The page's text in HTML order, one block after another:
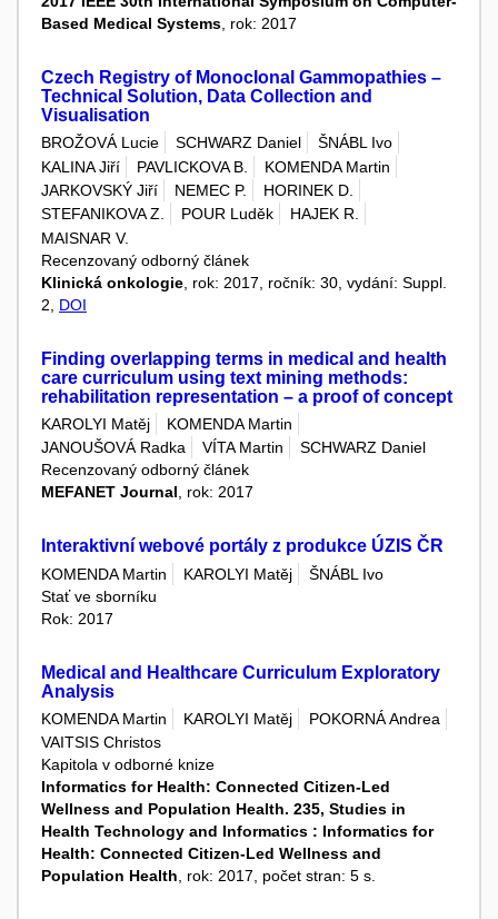
Based Medical Systems , rok: 2017
Czech Registry of Monoclonal Gammopathies –
Technical Solution, Data Collection and
Visualisation
BROŽOVÁ Lucie SCHWARZ Daniel
ŠNÁBL Ivo
KALINA Jiří
PAVLICKOVA B.
KOMENDA Martin
JARKOVSKÝ Jiří
NEMEC P.
HORINEK D.
STEFANIKOVA Z.
POUR Luděk
HAJEK R.
MAISNAR V.
Recenzovaný odborný článek
Klinická onkologie , rok: 2017, ročník: 30, vydání: Suppl.
2, DOI
Finding overlapping terms in medical and health
care curriculum using text mining methods:
rehabilitation representation – a proof of concept
KAROLYI Matěj
KOMENDA Martin
JANOUŠOVÁ Radka
VÍTA Martin
SCHWARZ Daniel
Recenzovaný odborný článek
MEFANET Journal, rok: 2017
Interaktivní webové portály z produkce ÚZIS ČR
KOMENDA Martin KAROLYI Matěj
ŠNÁBL Ivo
Stať ve sborníku
Rok: 2017
Medical and Healthcare Curriculum Exploratory
Analysis
KOMENDA Martin KAROLYI Matěj
POKORNÁ Andrea
VAITSIS Christos
Kapitola v odborné knize
Informatics for Health: Connected Citizen-Led
Wellness and Population Health. 235, Studies in
Health Technology and Informatics : Informatics for
Health: Connected Citizen-Led Wellness and
Population Health , rok: 2017, počet stran: 5 s.